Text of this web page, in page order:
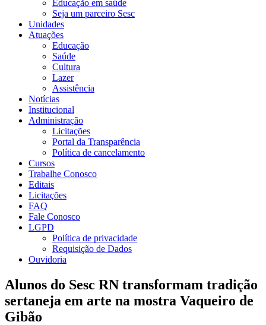
Educação em saúde
Seja um parceiro Sesc
Unidades
Atuações
Educação
Saúde
Cultura
Lazer
Assistência
Notícias
Institucional
Administração
Licitações
Portal da Transparência
Política de cancelamento
Cursos
Trabalhe Conosco
Editais
Licitações
FAQ
Fale Conosco
LGPD
Política de privacidade
Requisição de Dados
Ouvidoria
Alunos do Sesc RN transformam tradição
sertaneja em arte na mostra Vaqueiro de
Gibão